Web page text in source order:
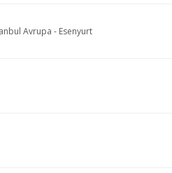
Avrupa - Esenyurt